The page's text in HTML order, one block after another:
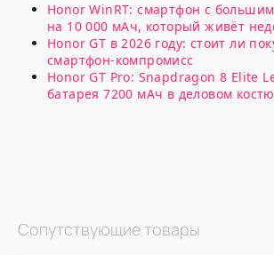
Honor WinRT: смартфон с
на 10 000 мАч, который живёт
Honor GT в 2026 году: стоит ли
смартфон-компромисс
Honor GT Pro: Snapdragon 8 Elite
батарея 7200 мАч в деловом
Сопутствующие товары